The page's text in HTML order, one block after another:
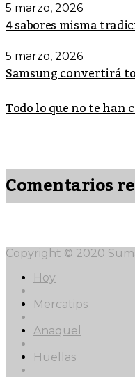
5 marzo, 2026
4 sabores misma
5 marzo, 2026
Samsung convertirá
Todo lo que no te han
Comentarios
Copyright © 2020
Hoy
Mercatips
Anaquel
Huellas